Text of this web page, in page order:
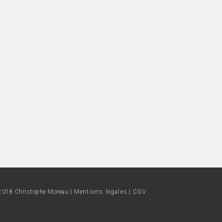
Christophe Moreau | Mentions légales CGV